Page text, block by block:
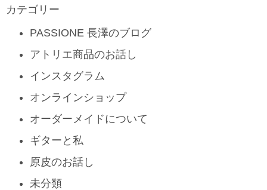
カテゴリー
PASSIONE 長澤のブログ
アトリエ商品のお話し
インスタグラム
オンラインショップ
オーダーメイドについて
ギターと私
原皮のお話し
未分類